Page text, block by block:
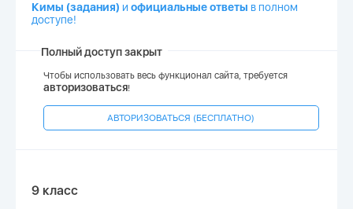
Кимы (задания) и официальные ответы в полном
доступе!
Полный доступ закрыт
Чтобы использовать весь функционал сайта, требуется
авторизоваться!
АВТОРИЗОВАТЬСЯ (БЕСПЛАТНО)
9 класс